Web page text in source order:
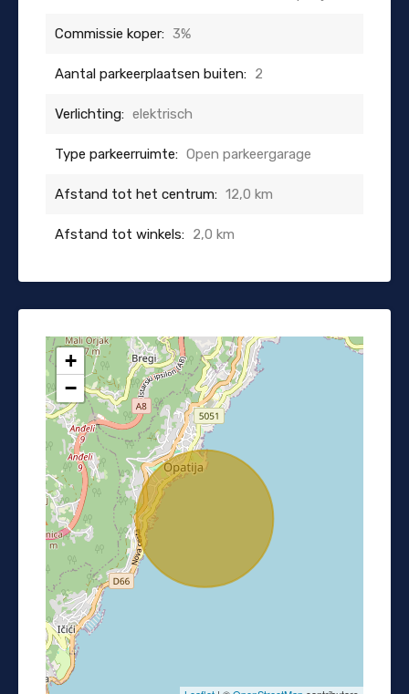
Commissie koper: 3%
Aantal parkeerplaatsen buiten: 2
Verlichting: elektrisch
Type parkeerruimte: Open parkeergarage
Afstand tot het centrum: 12,0 km
Afstand tot winkels: 2,0 km
+
−